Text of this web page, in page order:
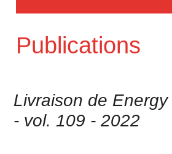
Publications
Livraison de
- vol. 109 - 2022